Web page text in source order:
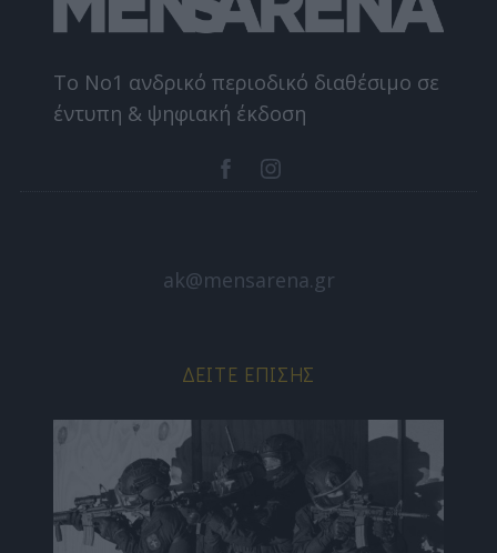
Το Nο1 ανδρικό περιοδικό διαθέσιμο σε
έντυπη & ψηφιακή έκδοση
ak@mensarena.gr
ΔΕΊΤΕ ΕΠΊΣΗΣ